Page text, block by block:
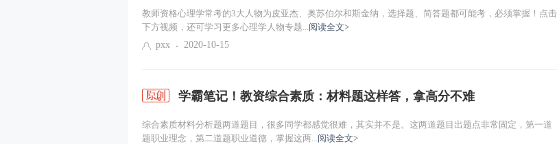
教师资格心理学常考的3大人物为皮亚杰、奥苏伯尔和斯金纳，选择题、简答题都可能考，必须掌握！点击
下方视频，还可学习更多心理学人物专题...阅读全文>
pxx
2020-10-15
学霸笔记！教资综合素质：材料题这样答，拿高分不难
综合素质材料分析题两道题目，很多同学都感觉很难，其实并不是。这两道题目出题点非常固定，第一道
题职业理念，第二道题职业道德，掌握这两...阅读全文>